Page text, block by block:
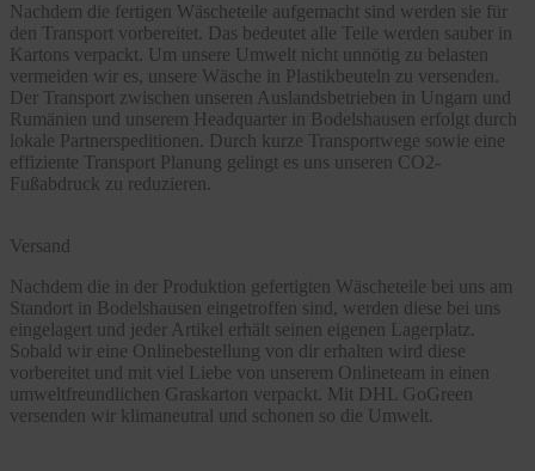
Nachdem die fertigen Wäscheteile aufgemacht sind werden sie für
den Transport vorbereitet. Das bedeutet alle Teile werden sauber in
Kartons verpackt. Um unsere Umwelt nicht unnötig zu belasten
vermeiden wir es, unsere Wäsche in Plastikbeuteln zu versenden.
Der Transport zwischen unseren Auslandsbetrieben in Ungarn und
Rumänien und unserem Headquarter in Bodelshausen erfolgt durch
lokale Partnerspeditionen. Durch kurze Transportwege sowie eine
effiziente Transport Planung gelingt es uns unseren CO2-
Fußabdruck zu reduzieren.
Versand
Nachdem die in der Produktion gefertigten Wäscheteile bei uns am
Standort in Bodelshausen eingetroffen sind, werden diese bei uns
eingelagert und jeder Artikel erhält seinen eigenen Lagerplatz.
Sobald wir eine Onlinebestellung von dir erhalten wird diese
vorbereitet und mit viel Liebe von unserem Onlineteam in einen
umweltfreundlichen Graskarton verpackt. Mit DHL GoGreen
versenden wir klimaneutral und schonen so die Umwelt.